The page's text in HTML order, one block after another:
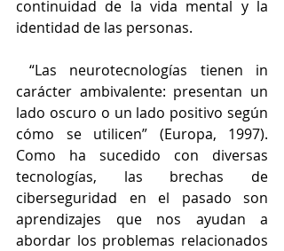
continuidad de la vida mental y la
identidad de las personas.
“Las neurotecnologías tienen in
carácter ambivalente: presentan un
lado oscuro o un lado positivo según
cómo se utilicen” (Europa, 1997).
Como ha sucedido con diversas
tecnologías, las brechas de
ciberseguridad en el pasado son
aprendizajes que nos ayudan a
abordar los problemas relacionados